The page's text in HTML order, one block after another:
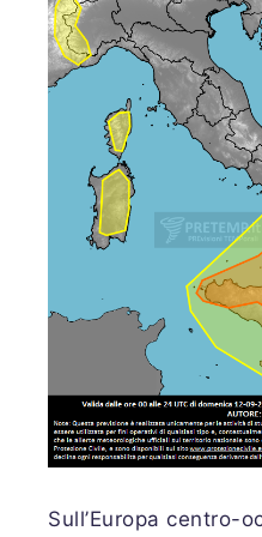
Sull’Europa centro-